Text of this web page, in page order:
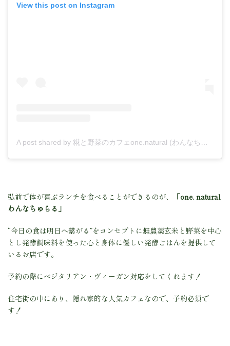
View this post on Instagram
弘前で体が喜ぶランチを食べることができるのが、
「one. natural
わんなちゅらる」
“今日の食は明日へ繋がる”をコンセプトに無農薬玄米と野菜を中心
とし発酵調味料を使った心と身体に優しい発酵ごはんを提供して
いるお店です。
予約の際にベジタリアン・ヴィーガン対応をしてくれます！
住宅街の中にあり、隠れ家的な人気カフェなので、予約必須で
す！